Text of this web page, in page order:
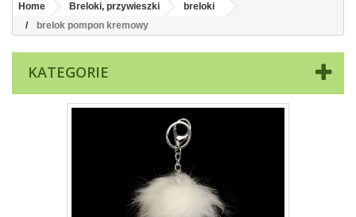
Home Breloki, przywieszki
breloki
brelok pompon kremowy
KATEGORIE